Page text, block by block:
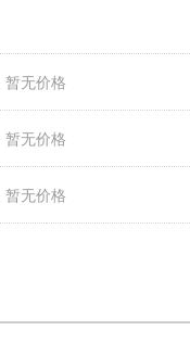
暂无价格
暂无价格
暂无价格